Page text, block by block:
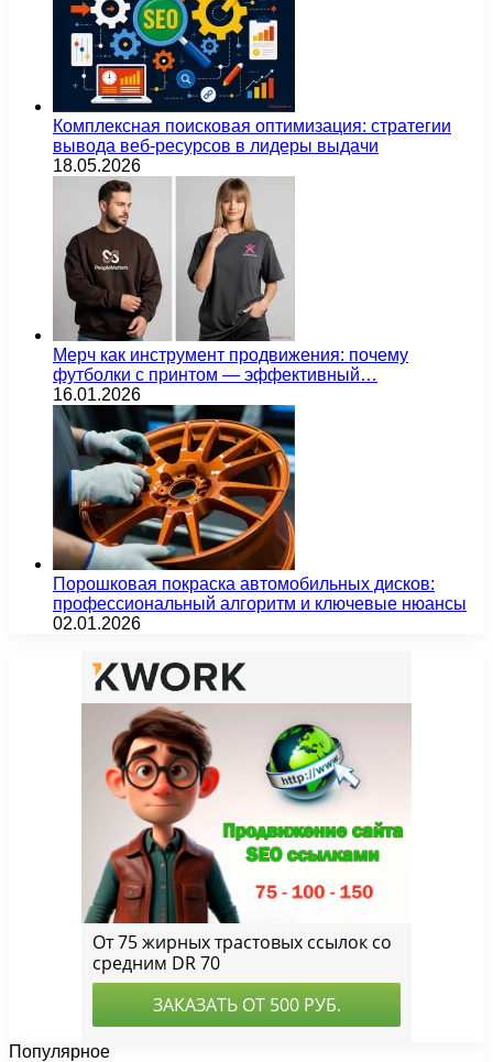
Комплексная поисковая оптимизация: стратегии
вывода веб-ресурсов в лидеры выдачи
18.05.2026
Мерч как инструмент продвижения: почему
футболки с принтом — эффективный…
16.01.2026
Порошковая покраска автомобильных дисков:
профессиональный алгоритм и ключевые нюансы
02.01.2026
Популярное